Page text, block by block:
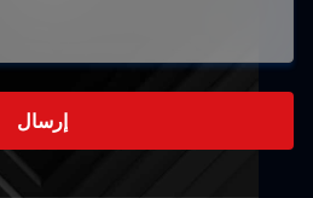
إرسال